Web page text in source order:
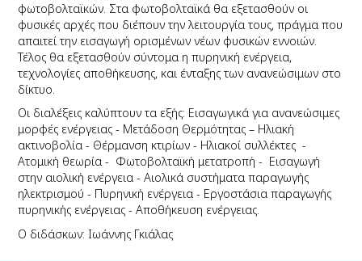
φωτοβολταϊκών. Στα φωτοβολταϊκά θα εξετασθούν οι
φυσικές αρχές που διέπουν την λειτουργία τους, πράγμα που
απαιτεί την εισαγωγή ορισμένων νέων φυσικών εννοιών.
Τέλος θα εξετασθούν σύντομα η πυρηνική ενέργεια,
τεχνολογίες αποθήκευσης, και ένταξης των ανανεώσιμων στο
δίκτυο.
Οι διαλέξεις καλύπτουν τα εξής: Εισαγωγικά για ανανεώσιμες
μορφές ενέργειας - Μετάδοση Θερμότητας – Ηλιακή
ακτινοβολία - Θέρμανση κτιρίων - Ηλιακοί συλλέκτες -
Ατομική θεωρία - Φωτοβολταϊκή μετατροπή - Εισαγωγή
στην αιολική ενέργεια - Αιολικά συστήματα παραγωγής
ηλεκτρισμού - Πυρηνική ενέργεια - Εργοστάσια παραγωγής
πυρηνικής ενέργειας - Αποθήκευση ενέργειας.
Ο διδάσκων: Ιωάννης Γκιάλας